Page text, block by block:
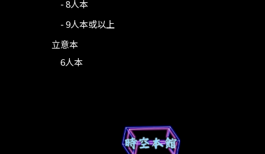
- 8人本
- 9人本或以上
立意本
6人本